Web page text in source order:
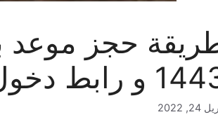
رابط دخول حسابي بنك التسليف
24, 2022